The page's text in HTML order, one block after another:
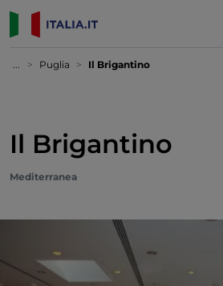
... Puglia Il Brigantino
Il Brigantino
Mediterranea